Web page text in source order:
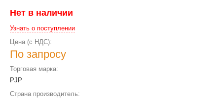
Нет в наличии
Узнать о поступлении
Цена (с НДС):
По запросу
Торговая марка:
PJP
Страна производитель: